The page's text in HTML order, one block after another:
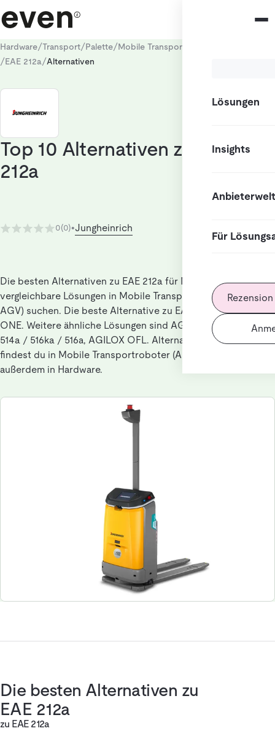
Lösungen
Insights
Anbieterwelt
Für
Hardware/Transport/Palette/Mobile Transportroboter (AMR / AGV)
/EAE 212a/Alternativen
Top 10 Alternativen zu EAE
212a
0(0)•Jungheinrich
Die besten Alternativen zu EAE 212a für Nutzer, die
vergleichbare Lösungen in Mobile Transportroboter (AMR /
AGV) suchen. Die beste Alternative zu EAE 212a ist AGILOX
ONE. Weitere ähnliche Lösungen sind AGILOX OCF, EKX
514a / 516ka / 516a, AGILOX OFL. Alternativen zu EAE 212a
findest du in Mobile Transportroboter (AMR / AGV),
außerdem in Hardware.
Die besten Alternativen zu
EAE 212a
zu EAE 212a